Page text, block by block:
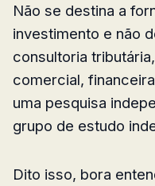
Não se destina a
investimento e não
consultoria
comercial,
uma pesquisa
grupo de estudo
Dito isso, bora